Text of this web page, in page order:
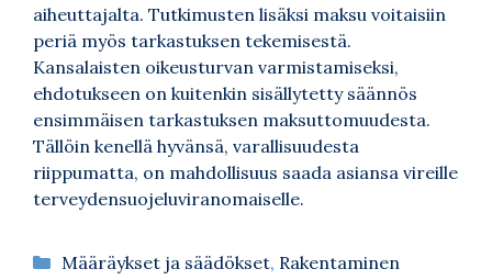
aiheuttajalta. Tutkimusten lisäksi maksu voitaisiin
periä myös tarkastuksen tekemisestä.
Kansalaisten oikeusturvan varmistamiseksi,
ehdotukseen on kuitenkin sisällytetty säännös
ensimmäisen tarkastuksen maksuttomuudesta.
Tällöin kenellä hyvänsä, varallisuudesta
riippumatta, on mahdollisuus saada asiansa vireille
terveydensuojeluviranomaiselle.
Kategoriat
Määräykset ja säädökset, Rakentaminen